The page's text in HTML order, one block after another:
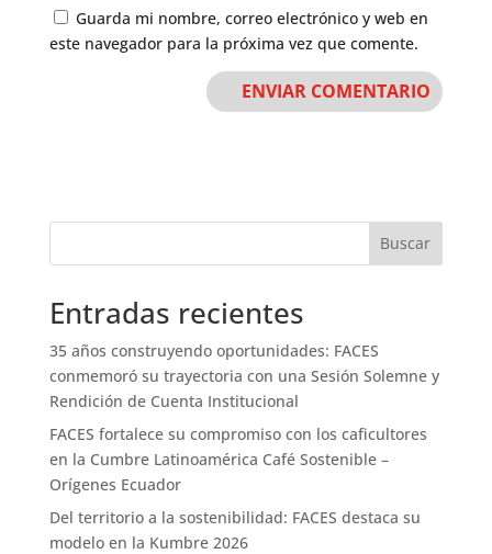
Guarda mi nombre, correo electrónico y web en
este navegador para la próxima vez que comente.
Buscar
Entradas recientes
35 años construyendo oportunidades: FACES
conmemoró su trayectoria con una Sesión Solemne y
Rendición de Cuenta Institucional
FACES fortalece su compromiso con los caficultores
en la Cumbre Latinoamérica Café Sostenible –
Orígenes Ecuador
Del territorio a la sostenibilidad: FACES destaca su
modelo en la Kumbre 2026